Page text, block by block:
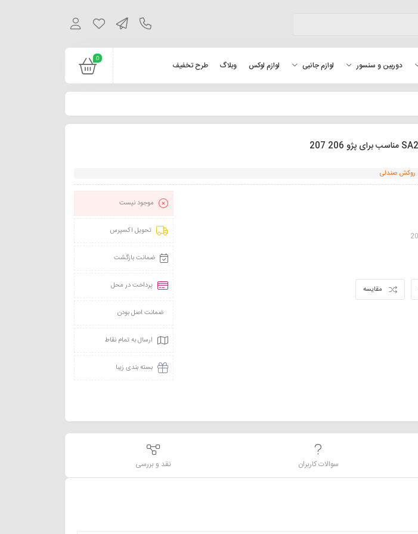
0
دوربین و سنسور لوازم جانبی لوازم لوکس وبلاگ طرح تخفیف
روکش صندلی
مقایسه
موجود نیست
تحویل اکسپرس
ضمانت بازگشت
پرداخت در محل
ضمانت اصل بودن
ارسال به تمام نقاط
بسته بندی زیبا
سوالات کاربران نقد و بررسی